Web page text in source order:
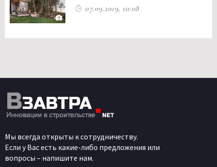
07.09.2019, 10:08
Мы всегда открыты к сотрудничеству.
Если у Вас есть какие-либо предложения или
вопросы – напишите нам.